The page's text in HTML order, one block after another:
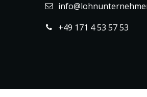
+49 171 4 53 57 53